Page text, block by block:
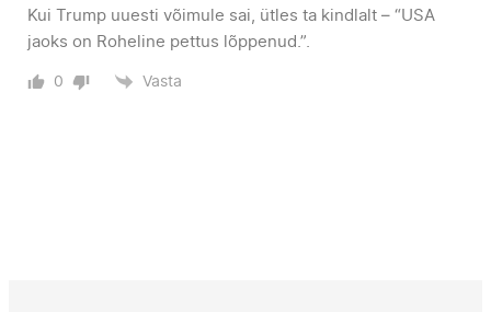
Kui Trump uuesti võimule sai, ütles ta kindlalt – “USA
jaoks on Roheline pettus lõppenud.”.
0 Vasta